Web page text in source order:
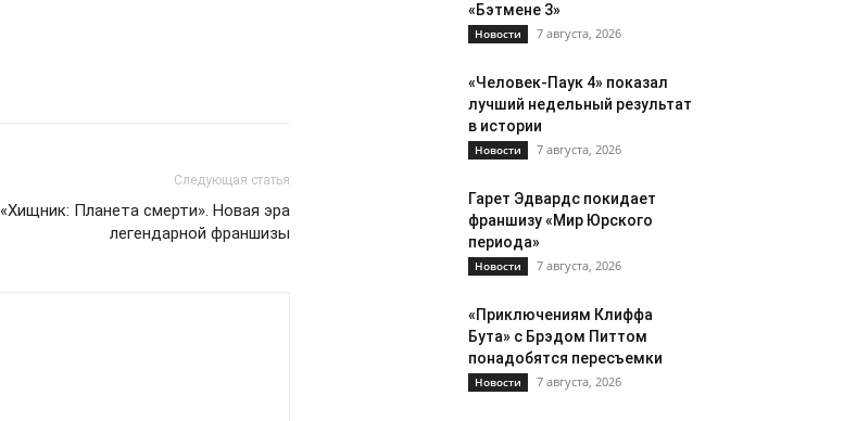
Следующая статья
«Хищник: Планета смерти». Новая эра
легендарной франшизы
«Бэтмене 3»
Новости 7 августа, 2026
«Человек-Паук 4» показал
лучший недельный результат
в истории
Новости 7 августа, 2026
Гарет Эдвардс покидает
франшизу «Мир Юрского
периода»
Новости 7 августа, 2026
«Приключениям Клиффа
Бута» с Брэдом Питтом
понадобятся пересъемки
Новости 7 августа, 2026